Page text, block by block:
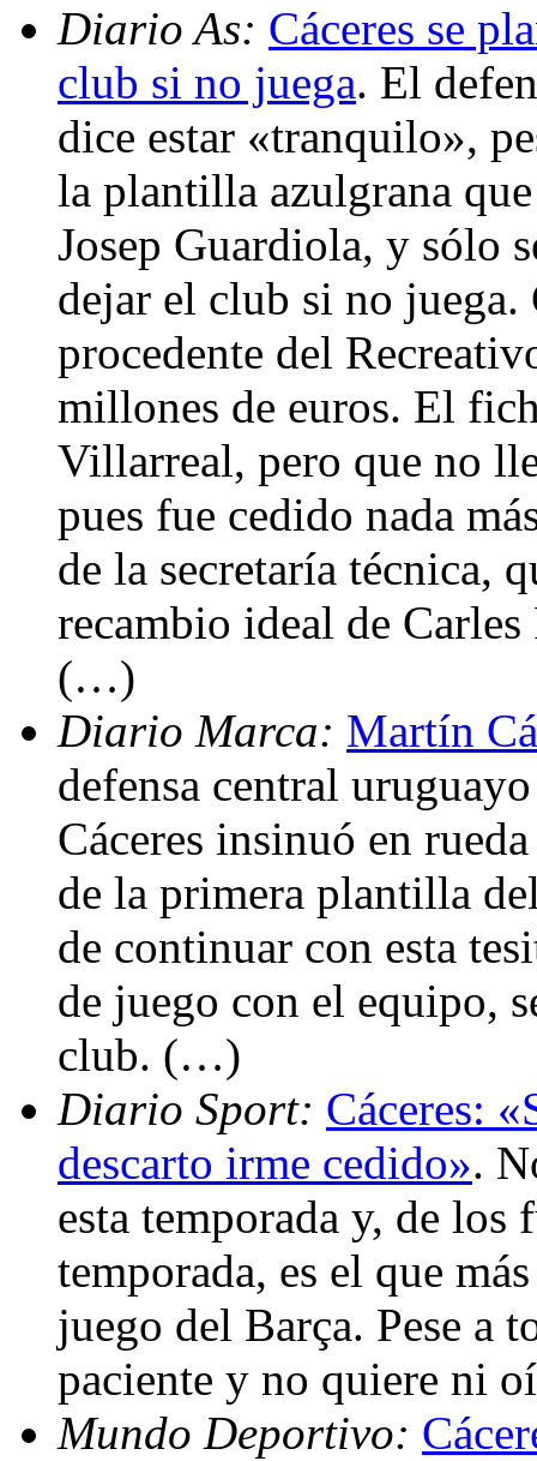
Diario As: Cáceres se
club si no juega. El
dice estar «tranquilo»,
la plantilla azulgrana
Josep Guardiola, y sólo
dejar el club si no juega.
procedente del
millones de euros. El
Villarreal, pero que no
pues fue cedido nada
de la secretaría técnica,
recambio ideal de
(…)
Diario Marca: Martín
defensa central
Cáceres insinuó en
de la primera plantilla
de continuar con esta
de juego con el equipo,
club. (…)
Diario Sport: Cáceres:
descarto irme cedido».
esta temporada y, de los
temporada, es el que
juego del Barça. Pese a
paciente y no quiere ni
Mundo Deportivo: